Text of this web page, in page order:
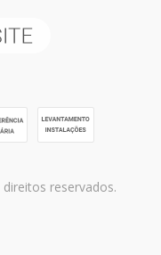
reservados.